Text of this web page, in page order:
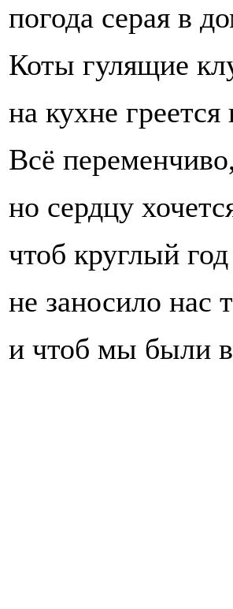
погода серая в
Коты гулящие
на кухне
Всё переменчиво,
но сердцу
чтоб круглый
не заносило нас
и чтоб мы были